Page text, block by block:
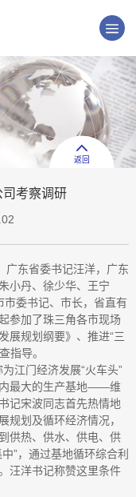
返回
考察调研
东省委书记汪洋，广东
小丹、徐少华、王宁
委书记、市长，省直有
参加了珠三角各市现场
展规划纲要》、推进“三
指导。
江门经济发展“火车头”
内最大的生产基地——维
记宋波同志首先热情地
规划及循环经济情况，
供热、供水、供电、供
”，通过基地循环综合利
汪洋书记称赞这里条件